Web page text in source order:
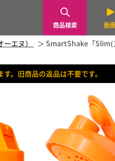
商品検索 動
エヌ） SmartShake「Slim(
。旧商品の返品は不要です。